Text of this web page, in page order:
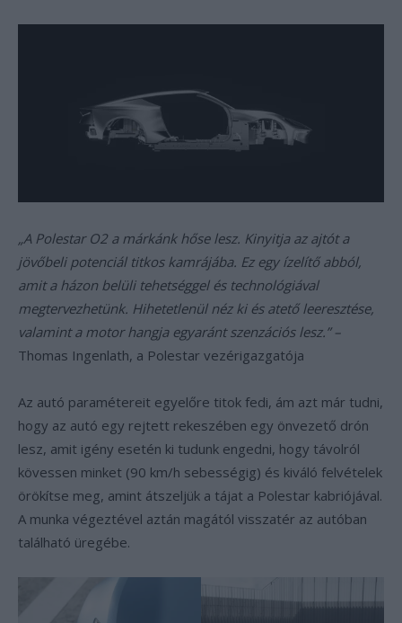
„A Polestar O2 a márkánk hőse lesz. Kinyitja az ajtót a
jövőbeli potenciál titkos kamrájába. Ez egy ízelítő abból,
amit a házon belüli tehetséggel és technológiával
megtervezhetünk. Hihetetlenül néz ki és atető leeresztése,
valamint a motor hangja egyaránt szenzációs lesz.” –
Thomas Ingenlath, a Polestar vezérigazgatója
Az autó paramétereit egyelőre titok fedi, ám azt már tudni,
hogy az autó egy rejtett rekeszében egy önvezető drón
lesz, amit igény esetén ki tudunk engedni, hogy távolról
kövessen minket (90 km/h sebességig) és kiváló felvételek
örökítse meg, amint átszeljük a tájat a Polestar kabriójával.
A munka végeztével aztán magától visszatér az autóban
található üregébe.